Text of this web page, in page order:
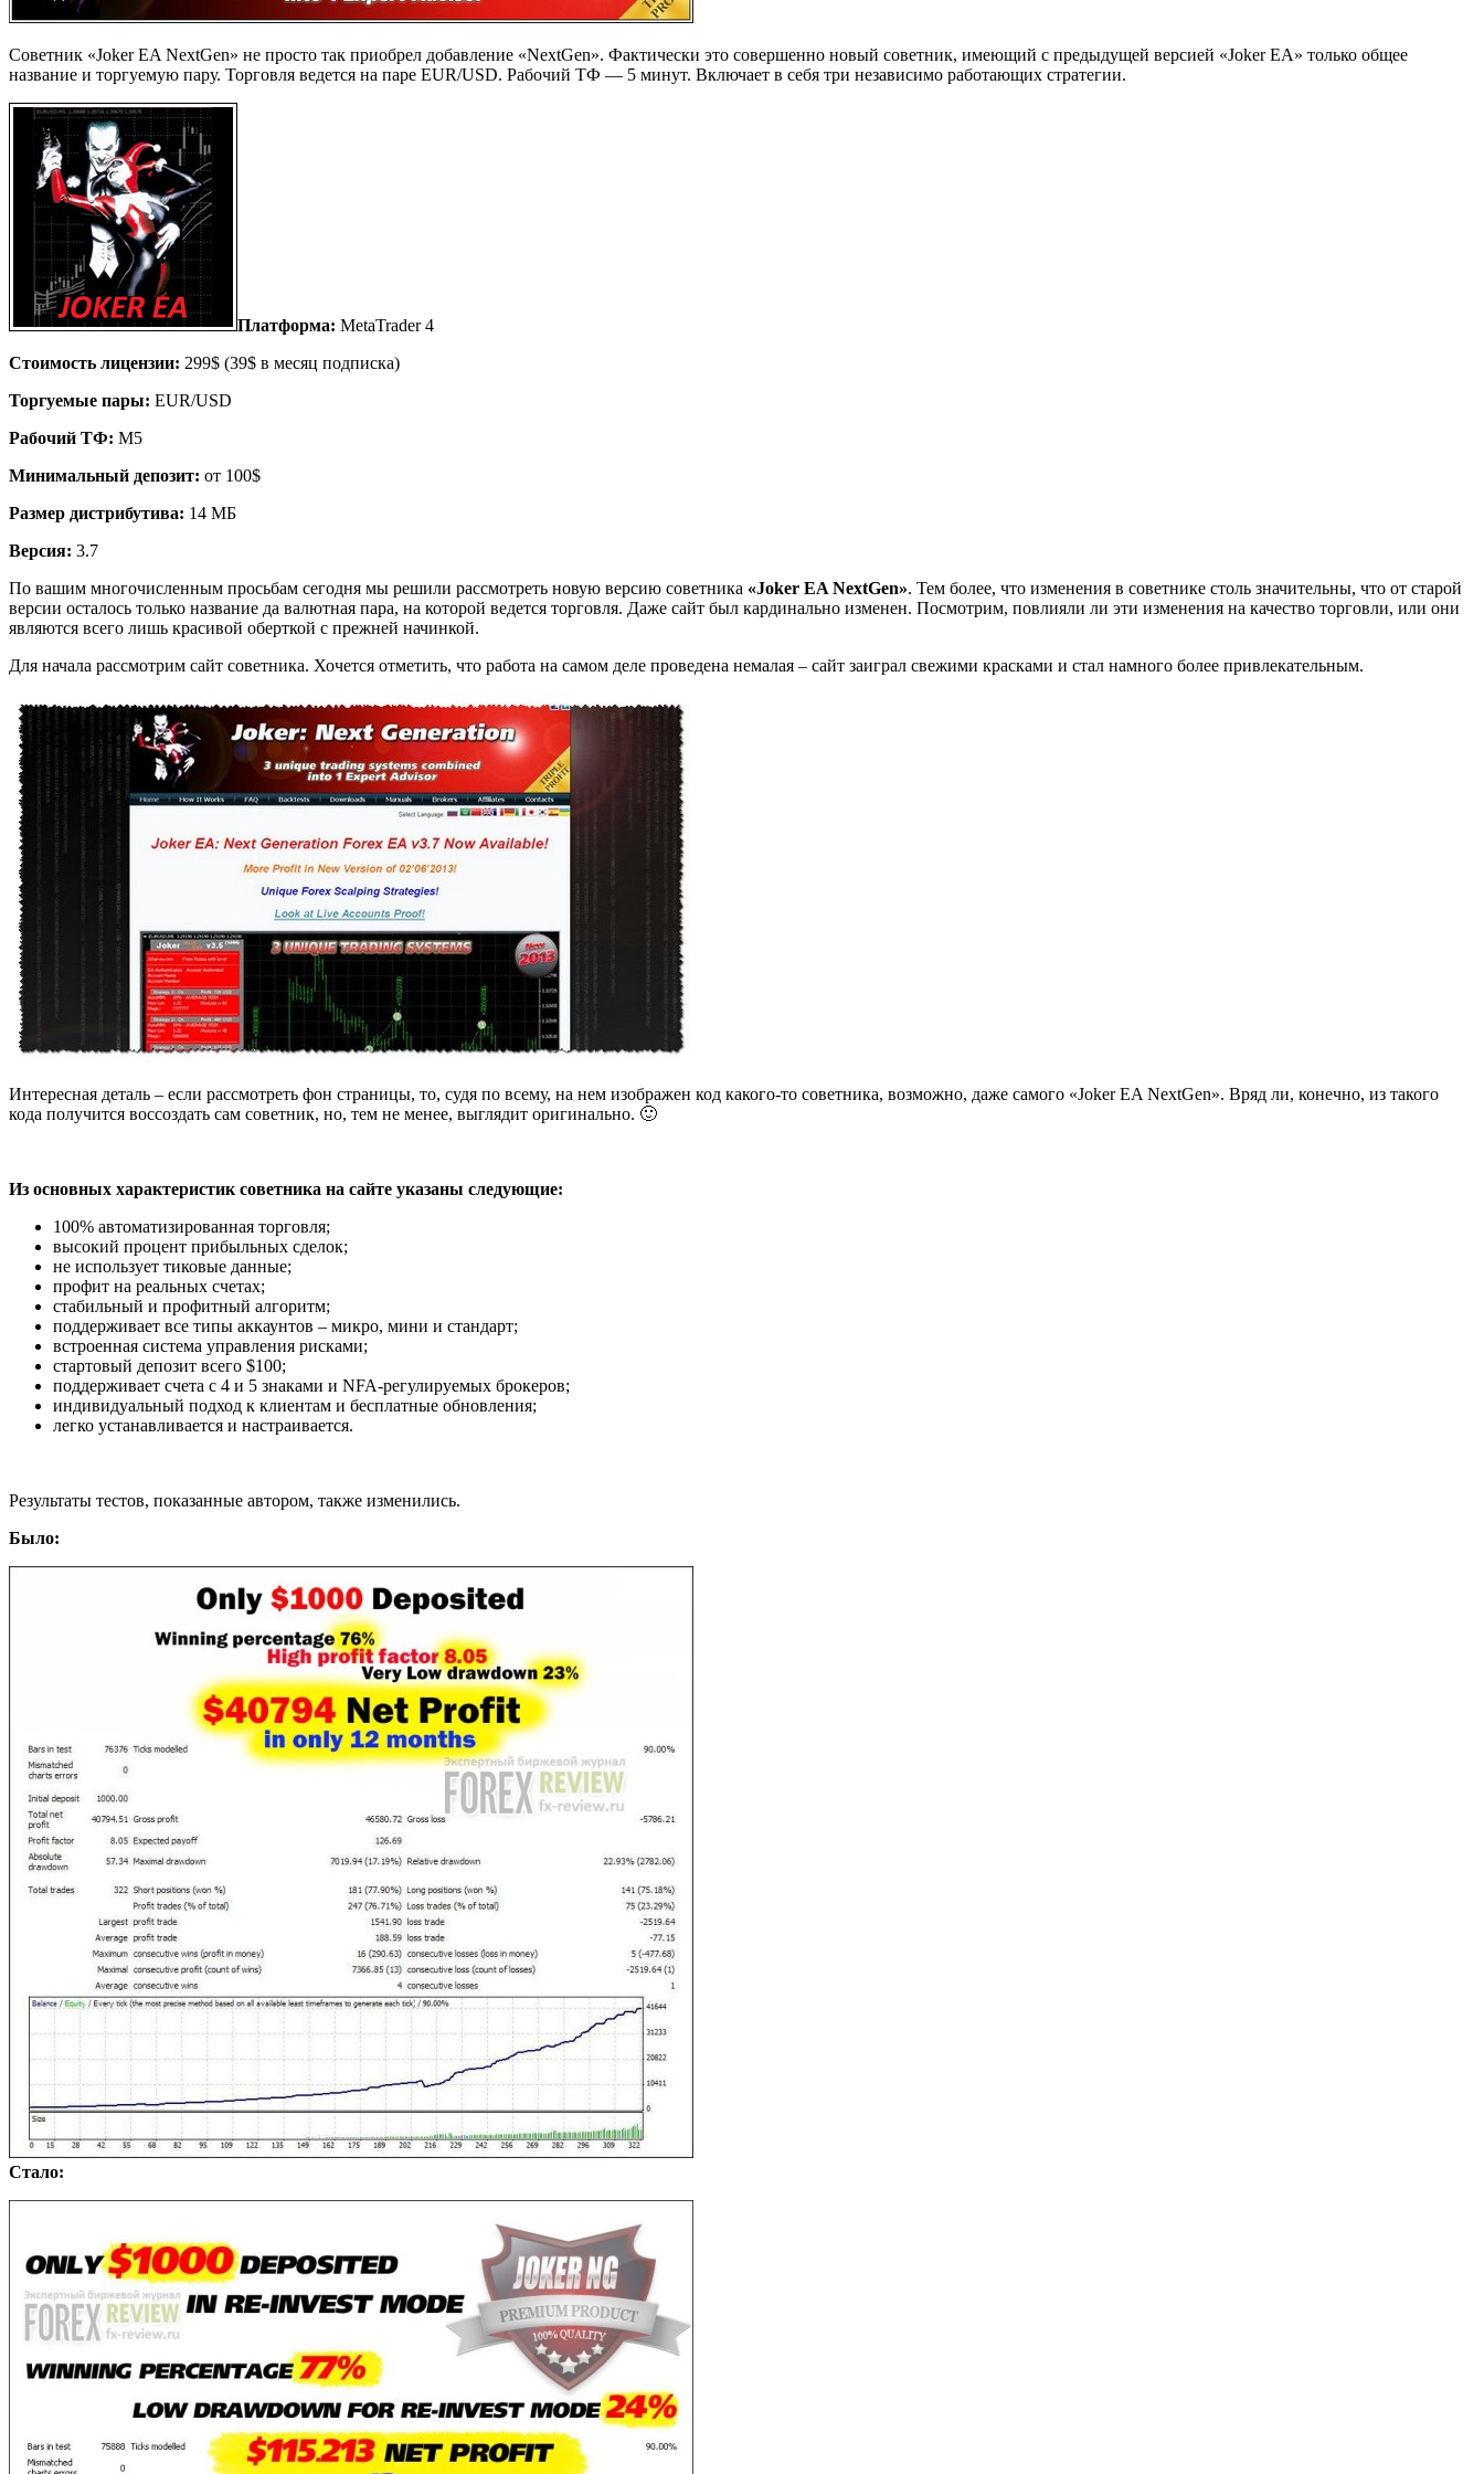
Советник «Joker EA NextGen» не просто так приобрел добавление «NextGen». Фактически это совершенно новый советник, имеющий с предыдущей версией «Joker EA» только общее
название и торгуемую пару. Торговля ведется на паре EUR/USD. Рабочий ТФ — 5 минут. Включает в себя три независимо работающих стратегии.
Платформа: MetaTrader 4
Стоимость лицензии: 299$ (39$ в месяц подписка)
Торгуемые пары: EUR/USD
Рабочий ТФ: M5
Минимальный депозит: от 100$
Размер дистрибутива: 14 МБ
Версия: 3.7
По вашим многочисленным просьбам сегодня мы решили рассмотреть новую версию советника «Joker EA NextGen». Тем более, что изменения в советнике столь значительны, что от старой
версии осталось только название да валютная пара, на которой ведется торговля. Даже сайт был кардинально изменен. Посмотрим, повлияли ли эти изменения на качество торговли, или они
являются всего лишь красивой оберткой с прежней начинкой.
Для начала рассмотрим сайт советника. Хочется отметить, что работа на самом деле проведена немалая – сайт заиграл свежими красками и стал намного более привлекательным.
Интересная деталь – если рассмотреть фон страницы, то, судя по всему, на нем изображен код какого-то советника, возможно, даже самого «Joker EA NextGen». Вряд ли, конечно, из такого
кода получится воссоздать сам советник, но, тем не менее, выглядит оригинально. 🙂
Из основных характеристик советника на сайте указаны следующие:
100% автоматизированная торговля;
высокий процент прибыльных сделок;
не использует тиковые данные;
профит на реальных счетах;
стабильный и профитный алгоритм;
поддерживает все типы аккаунтов – микро, мини и стандарт;
встроенная система управления рисками;
стартовый депозит всего $100;
поддерживает счета с 4 и 5 знаками и NFA-регулируемых брокеров;
индивидуальный подход к клиентам и бесплатные обновления;
легко устанавливается и настраивается.
Результаты тестов, показанные автором, также изменились.
Было:
Стало: